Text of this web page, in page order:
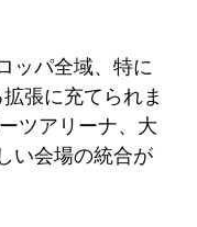
ッパ全域、特に
張に充てられま
ツアリーナ、大
い会場の統合が